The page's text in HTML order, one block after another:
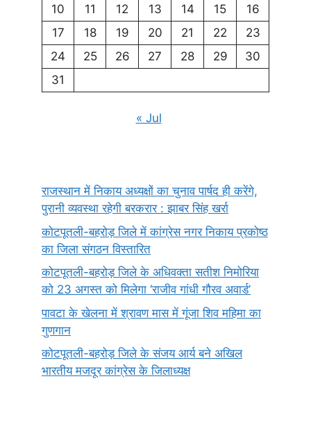
10
11 12 13 14 15
16
17
18 19 20 21 22
23
24
25 26 27 28 29
30
31
« Jul
राजस्थान में निकाय अध्यक्षों का चुनाव पार्षद ही करेंगे,
पुरानी व्यवस्था रहेगी बरकरार : झाबर सिंह खर्रा
कोटपूतली-बहरोड़ जिले में कांग्रेस नगर निकाय प्रकोष्ठ
का जिला संगठन विस्तारित
कोटपूतली-बहरोड़ जिले के अधिवक्ता सतीश निमोरिया
को 23 अगस्त को मिलेगा ‘राजीव गांधी गौरव अवार्ड’
पावटा के खेलना में श्रावण मास में गूंजा शिव महिमा का
गुणगान
कोटपूतली-बहरोड़ जिले के संजय आर्य बने अखिल
भारतीय मजदूर कांग्रेस के जिलाध्यक्ष